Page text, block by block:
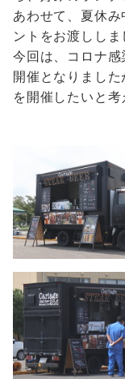
あわせて、夏休
ントをお渡ししま
今回は、コロナ
開催となりまし
を開催したいと考